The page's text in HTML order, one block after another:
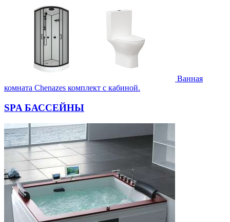
Ванная
комната Chenazes комплект с кабиной.
SPA БАССЕЙНЫ